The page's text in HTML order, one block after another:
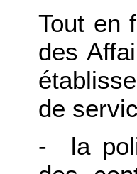
Tout en
des
de
- la